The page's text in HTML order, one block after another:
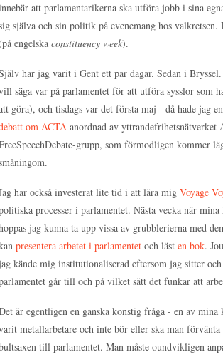
att parlamentarikerna ska utföra jobb i sina
själva och sin politik på evenemang hos
engelska constituency week).
har jag varit i Gent ett par dagar. Sedan i
säga var på parlamentet för att utföra sysslor som
göra), och tisdags var det första maj - då hade jag
om ACTA anordnad av
grupp, som förmodligen kommer
har också investerat lite tid i att lära mig Voyage
processer i parlamentet. Nästa vecka när
jag kunna ta upp vissa av grubblerierna med
presentera arbetet i parlamentet och läst en bok.
kände mig institutionaliserad eftersom jag sitter
går till och på vilket sätt det funkar att
är egentligen en ganska konstig fråga - en av
metallarbetare och inte bör eller ska man
till parlamentet. Man måste oundvikligen